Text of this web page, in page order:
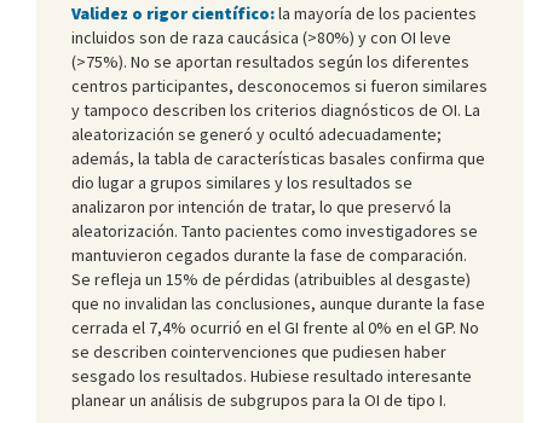
Validez o rigor científico:la mayoría de los pacientes
incluidos son de raza caucásica (>80%) y con OI leve
(>75%). No se aportan resultados según los diferentes
centros participantes, desconocemos si fueron similares
y tampoco describen los criterios diagnósticos de OI. La
aleatorización se generó y ocultó adecuadamente;
además, la tabla de características basales confirma que
dio lugar a grupos similares y los resultados se
analizaron por intención de tratar, lo que preservó la
aleatorización. Tanto pacientes como investigadores se
mantuvieron cegados durante la fase de comparación.
Se refleja un 15% de pérdidas (atribuibles al desgaste)
que no invalidan las conclusiones, aunque durante la fase
cerrada el 7,4% ocurrió en el GI frente al 0% en el GP. No
se describen cointervenciones que pudiesen haber
sesgado los resultados. Hubiese resultado interesante
planear un análisis de subgrupos para la OI de tipo I.